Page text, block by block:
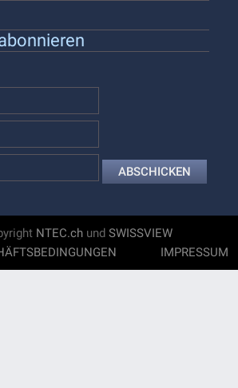
ABSCHICKEN
NTEC.chund SWISSVIEW
IMPRESSUM